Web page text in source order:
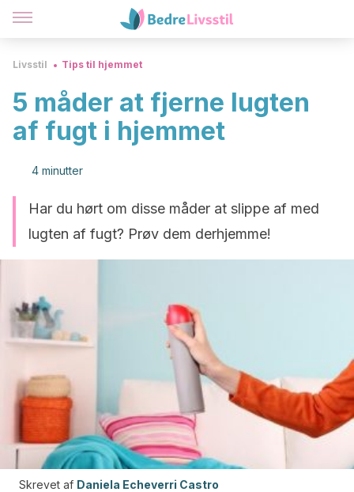
Livsstil Tips til hjemmet
5 måder at fjerne lugten
af fugt i hjemmet
4 minutter
Har du hørt om ​​disse måder at slippe af med
lugten af fugt? Prøv dem derhjemme!
Skrevet af Daniela Echeverri Castro